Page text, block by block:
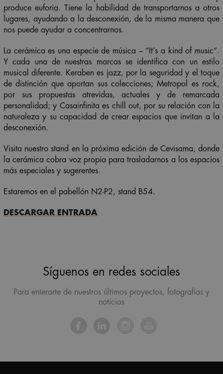
produce euforia. Tiene la habilidad de transportarnos a otros
lugares, ayudando a la desconexión, de la misma manera que
nos puede ayudar a concentrarnos.
La cerámica es una especie de música – “It’s a kind of music”.
Y cada una de nuestras marcas se identifica con un estilo
musical diferente. Keraben es jazz, por la seguridad y el toque
de distinción que aportan sus colecciones; Metropol es rock,
por sus propuestas atrevidas, actuales y de remarcada
personalidad; y Casainfinita es chill out, por su relación con la
naturaleza y su capacidad de crear espacios que invitan a la
desconexión.
Visita nuestro stand en la próxima edición de Cevisama, donde
la cerámica cobra voz propia para trasladarnos a los espacios
más especiales y sugerentes.
Estaremos en el pabellón N2-P2, stand B54.
DESCARGAR ENTRADA
Síguenos en redes sociales
Para enterarte de nuestros últimos proyectos, fotografías y
noticias